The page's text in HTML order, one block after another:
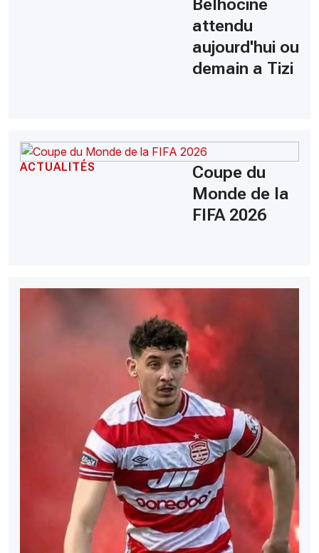
Belhocine
attendu
aujourd'hui ou
demain a Tizi
ACTUALITÉS
Coupe du
Monde de la
FIFA 2026